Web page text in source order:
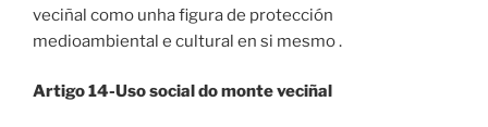
veciñal como unha figura de protección
medioambiental e cultural en si mesmo .
Artigo 14-Uso social do monte veciñal